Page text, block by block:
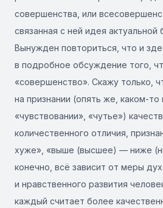
совершенства, или
связанная с ней идея актуальной
Вынужден повториться, что и
в подробное обсуждение того,
«совершенство». Скажу только,
на признании (опять же, каком-то
«чувствовании», «чутье»)
количественного отличия,
хуже», «выше (высшее) — ниже
конечно, всё зависит от меры
и нравственного развития
каждый считает более